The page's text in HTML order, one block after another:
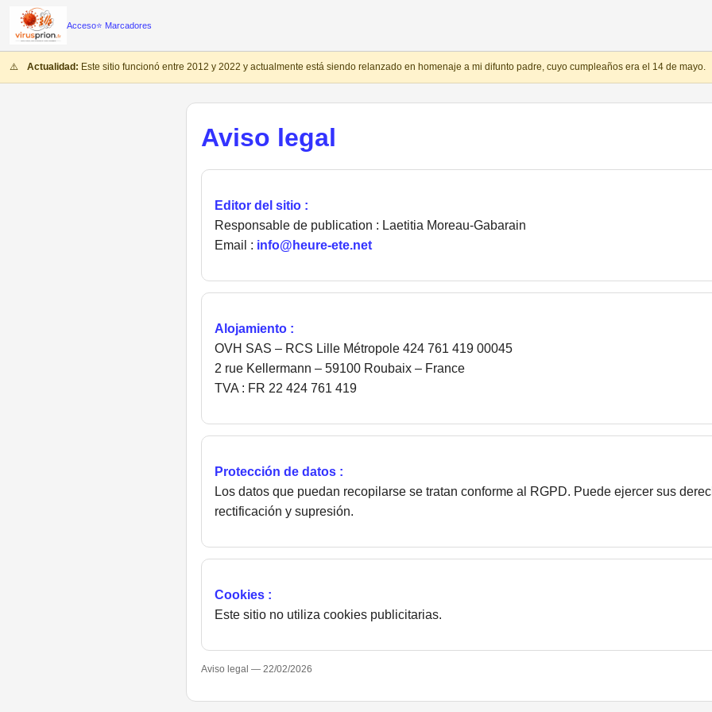
Acceso⭐ Marcadores
⚠️ Actualidad: Este sitio funcionó entre 2012 y 2022 y actualmente está siendo relanzado en homenaje a mi difunto padre, cuyo cumpleaños era el 14 de mayo.
Aviso legal
Editor del sitio :
Responsable de publication : Laetitia Moreau-Gabarain
Email : info@heure-ete.net
Alojamiento :
OVH SAS – RCS Lille Métropole 424 761 419 00045
2 rue Kellermann – 59100 Roubaix – France
TVA : FR 22 424 761 419
Protección de datos :
Los datos que puedan recopilarse se tratan conforme al RGPD. Puede ejercer sus
rectificación y supresión.
Cookies :
Este sitio no utiliza cookies publicitarias.
Aviso legal — 22/02/2026